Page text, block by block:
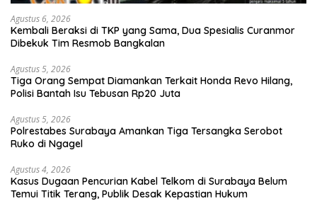
Agustus 6, 2026
Kembali Beraksi di TKP yang Sama, Dua Spesialis Curanmor
Dibekuk Tim Resmob Bangkalan
Agustus 5, 2026
Tiga Orang Sempat Diamankan Terkait Honda Revo Hilang,
Polisi Bantah Isu Tebusan Rp20 Juta
Agustus 5, 2026
Polrestabes Surabaya Amankan Tiga Tersangka Serobot
Ruko di Ngagel
Agustus 4, 2026
Kasus Dugaan Pencurian Kabel Telkom di Surabaya Belum
Temui Titik Terang, Publik Desak Kepastian Hukum